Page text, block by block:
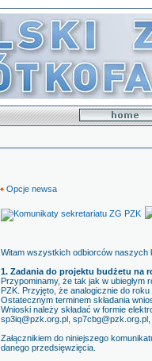
Opcje newsa
Witam wszystkich odbiorców naszych
1. Zadania do projektu budżetu na
Przypominamy, że tak jak w
PZK. Przyjęto, że analogicznie do
Ostatecznym terminem składania
Wnioski należy składać w formie
sp3iq@pzk.org.pl,
Załącznikiem do niniejszego
danego przedsięwzięcia.